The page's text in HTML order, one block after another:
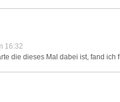
16:32
die dieses Mal dabei ist, fand